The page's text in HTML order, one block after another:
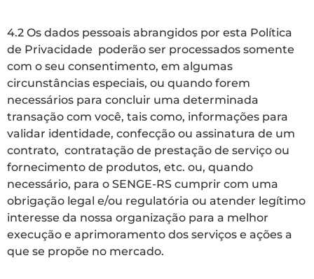
4.2 Os dados pessoais abrangidos por esta Política
de Privacidade poderão ser processados somente
com o seu consentimento, em algumas
circunstâncias especiais, ou quando forem
necessários para concluir uma determinada
transação com você, tais como, informações para
validar identidade, confecção ou assinatura de um
contrato, contratação de prestação de serviço ou
fornecimento de produtos, etc. ou, quando
necessário, para o SENGE-RS cumprir com uma
obrigação legal e/ou regulatória ou atender legítimo
interesse da nossa organização para a melhor
execução e aprimoramento dos serviços e ações a
que se propõe no mercado.